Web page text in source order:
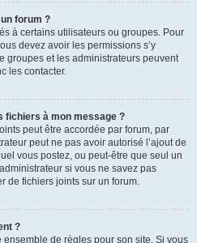
forum ?
à certains utilisateurs ou groupes. Pour
devez avoir les permissions s’y
groupes et les administrateurs peuvent
les contacter.
fichiers à mon message ?
peut être accordée par forum, par
peut ne pas avoir autorisé l’ajout de
vous postez, ou peut-être que seul un
si vous ne savez pas
de fichiers joints sur un forum.
?
de règles pour son site. Si vous